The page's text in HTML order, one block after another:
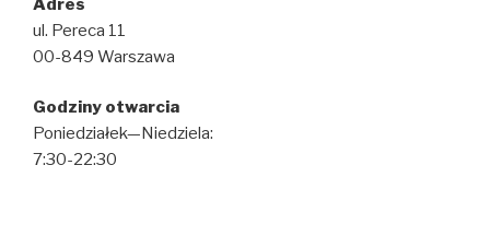
Adres
ul. Pereca 11
00-849 Warszawa
Godziny otwarcia
Poniedziałek—Niedziela:
7:30-22:30